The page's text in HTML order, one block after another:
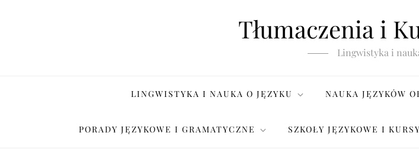
Tłumaczenia i
Lingwistyka i
LINGWISTYKA I NAUKA O JĘZYKU NAUKA JĘZYKÓW
PORADY JĘZYKOWE I GRAMATYCZNE SZKOŁY JĘZYKOWE I KURSY